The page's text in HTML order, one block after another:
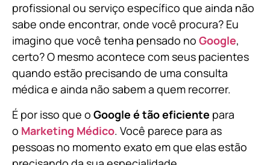
profissional ou serviço específico que ainda não
sabe onde encontrar, onde você procura? Eu
imagino que você tenha pensado no Google,
certo? O mesmo acontece com seus pacientes
quando estão precisando de uma consulta
médica e ainda não sabem a quem recorrer.
É por isso que o Google é tão eficiente para
o Marketing Médico. Você parece para as
pessoas no momento exato em que elas estão